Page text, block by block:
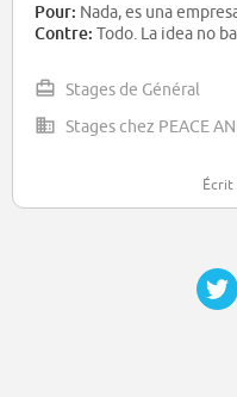
Pour: Nada, es una
Contre: Todo. La idea no
Stages de Général
Stages chez PEACE